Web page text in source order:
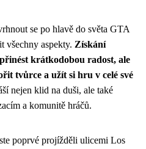
se po hlavě do světa GTA
všechny aspekty. Získání
krátkodobou radost, ale
tvůrce a užít si hru v celé své
nejen klid na duši, ale také
a komunitě hráčů.
poprvé projížděli ulicemi Los